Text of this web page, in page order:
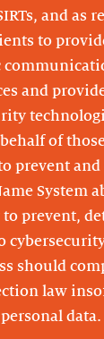
and as
to
and
of
prevent and
System
prevent,
should
law
data.